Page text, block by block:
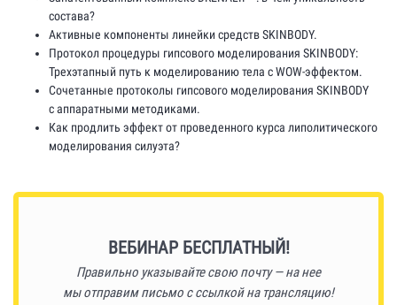
состава?
Активные компоненты линейки средств SKINBODY.
Протокол процедуры гипсового моделирования SKINBODY:
Трехэтапный путь к моделированию тела с WOW-эффектом.
Сочетанные протоколы гипсового моделирования SKINBODY
с аппаратными методиками.
Как продлить эффект от проведенного курса липолитического
моделирования силуэта?
Ссылка на это место страницы:#reg
ВЕБИНАР БЕСПЛАТНЫЙ!
Правильно указывайте свою почту — на нее
мы отправим письмо с ссылкой на трансляцию!